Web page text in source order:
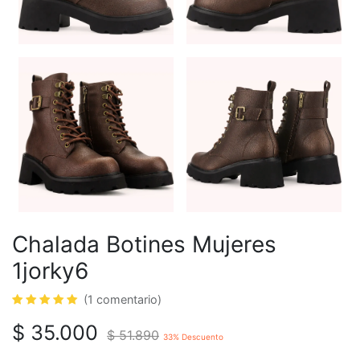
Chalada Botines Mujeres
1jorky6
(1 comentario)
$ 35.000 $51.890 33% Descuento